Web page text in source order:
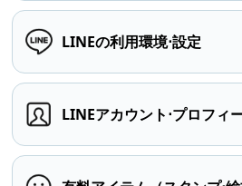
LINEの利用環境⋅設定
LINEアカウント⋅プロフィ